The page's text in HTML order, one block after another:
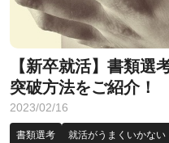
【新卒就活】書類選
突破方法をご紹介！
2023/02/16
書類選考 就活がうまくいかない